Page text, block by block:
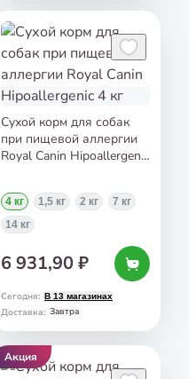
Сухой корм для собак
при пищевой аллергии
Royal Canin Hipoallergenic
4 кг 1,5 кг 2 кг
7 кг
14 кг
6 931,90 ₽
Сегодня: В 13 магазинах
Доставка: Завтра
Акция